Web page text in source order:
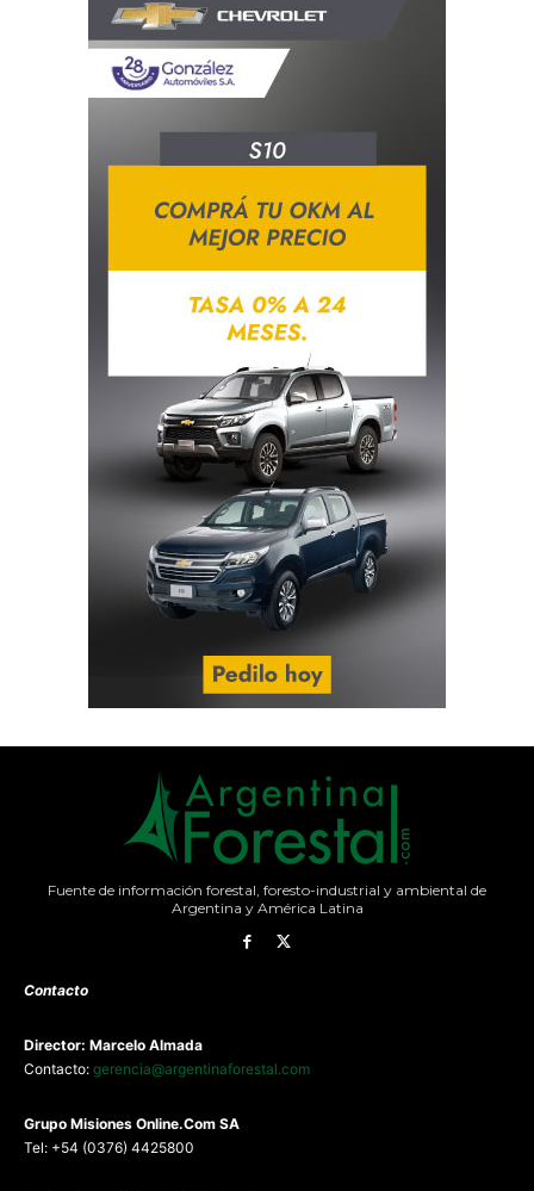
Fuente de información forestal, foresto-industrial y ambiental de
Argentina y América Latina
Contacto
Director: Marcelo Almada
Contacto: gerencia@argentinaforestal.com
Grupo Misiones Online.Com SA
Tel: +54 (0376) 4425800